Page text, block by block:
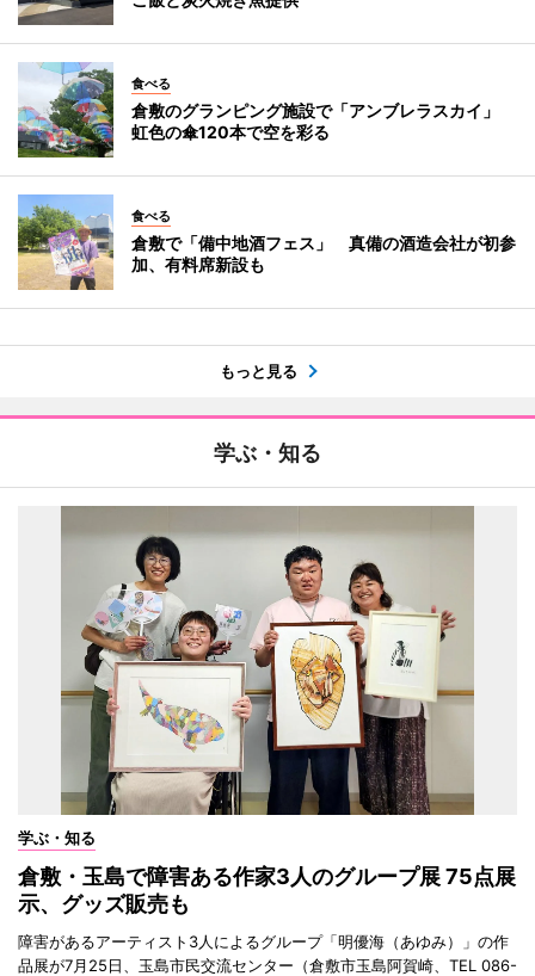
食べる
倉敷のグランピング施設で「アンブレラスカイ」
虹色の傘120本で空を彩る
食べる
倉敷で「備中地酒フェス」 真備の酒造会社が初参
加、有料席新設も
もっと見る
学ぶ・知る
学ぶ・知る
倉敷・玉島で障害ある作家3人のグループ展 75点展
示、グッズ販売も
障害があるアーティスト3人によるグループ「明優海（あゆみ）」の作
品展が7月25日、玉島市民交流センター（倉敷市玉島阿賀崎、TEL 086-